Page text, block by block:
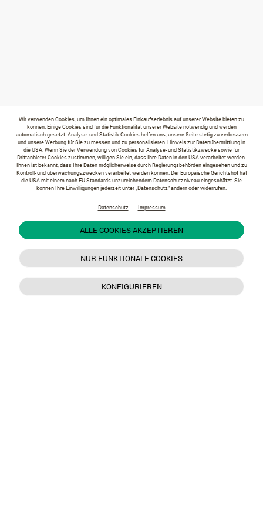
Wir verwenden Cookies, um Ihnen ein optimales Einkaufserlebnis auf unserer Website bieten zu
können. Einige Cookies sind für die Funktionalität unserer Website notwendig und werden
automatisch gesetzt. Analyse- und Statistik-Cookies helfen uns, unsere Seite stetig zu verbessern
und unsere Werbung für Sie zu messen und zu personalisieren. Hinweis zur Datenübermittlung in
die USA: Wenn Sie der Verwendung von Cookies für Analyse- und Statistikzwecke sowie für
Drittanbieter-Cookies zustimmen, willigen Sie ein, dass Ihre Daten in den USA verarbeitet werden.
Ihnen ist bekannt, dass Ihre Daten möglicherweise durch Regierungsbehörden eingesehen und zu
Kontroll- und überwachungszwecken verarbeitet werden können. Der Europäische Gerichtshof hat
die USA mit einem nach EU-Standards unzureichendem Datenschutzniveau eingeschätzt. Sie
können Ihre Einwilligungen jederzeit unter „Datenschutz“ ändern oder widerrufen.
Datenschutz Impressum
ALLE COOKIES AKZEPTIEREN
NUR FUNKTIONALE COOKIES
KONFIGURIEREN